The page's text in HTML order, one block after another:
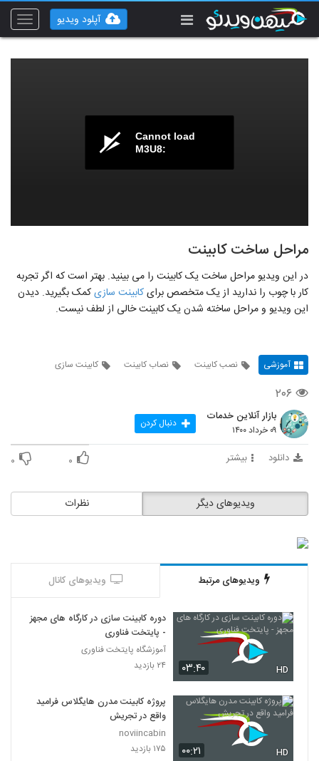
Toggle
آپلود ویدیو
Cannot load
M3U8:
مراحل ساخت کابینت
در این ویدیو مراحل ساخت یک کابینت را می بینید. بهتر است که اگر تجربه
کار با چوب را ندارید از یک متخصص برایکابینت سازیکمک بگیرید. دیدن
این ویدیو و مراحل ساخته شدن یک کابینت خالی از لطف نیست.
آموزشی نصب کابینت نصاب کابینت کابینت سازی
۲۰۶
بازار آنلاین خدمات
۰۹ خرداد ۱۴۰۰ دنبال کردن
دانلود بیشتر ۰ ۰
نظرات ویدیوهای دیگر
ویدیوهای مرتبط ویدیوهای کانال
۰۳:۴۰ HD
دوره کابینت سازی در کارگاه های مجهز
- پایتخت فناوری
آموزشگاه پایتخت فناوری
۲۴ بازدید
۰۰:۲۱ HD
پروژه کابینت مدرن هایگلاس فرامید
واقع در تجریش
noviincabin
۱۷۵ بازدید